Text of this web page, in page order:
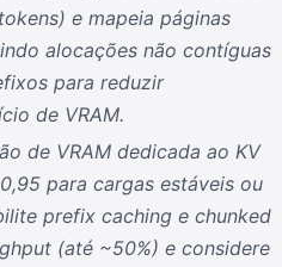
e mapeia páginas
alocações não contíguas
para reduzir
de VRAM.
de VRAM dedicada ao KV
para cargas estáveis ou
prefix caching e chunked
(até ~50%) e considere